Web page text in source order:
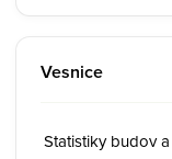
Vesnice
Statistiky budov